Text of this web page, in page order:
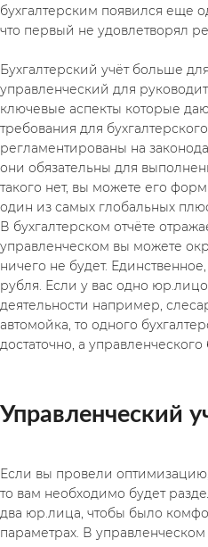
бухгалтерским появился еще
что первый не удовлетворял
Бухгалтерский учёт больше
управленческий для
ключевые аспекты которые
требования для
регламентированы на
они обязательны для
такого нет, вы можете его
один из самых глобальных
В бухгалтерском отчёте
управленческом вы можете
ничего не будет.
рубля. Если у вас одно
деятельности например,
автомойка, то одного
достаточно, а управленческого
Управленческий
Если вы провели
то вам необходимо будет
два юр.лица, чтобы было
параметрах. В управленческом